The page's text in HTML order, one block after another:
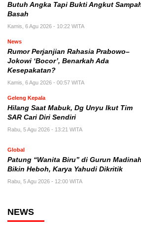
Butuh Angka Tapi Bukti Angkut
Basah
Kamis, 6 Agu 2026 - 10:22 WITA
News
Rumor Perjanjian Rahasia Prabowo–
Jokowi ‘Bocor’, Benarkah Ada
Kesepakatan?
Kamis, 6 Agu 2026 - 00:57 WITA
Geleng Kepala
Hilang Saat Mabuk, Dg Unyu Ikut Tim
SAR Cari Diri Sendiri
Rabu, 5 Agu 2026 - 13:21 WITA
Global
Patung “Wanita Biru” di Gurun Madinah
Bikin Heboh, Karya Yahudi Dikritik
Rabu, 5 Agu 2026 - 12:00 WITA
NEWS